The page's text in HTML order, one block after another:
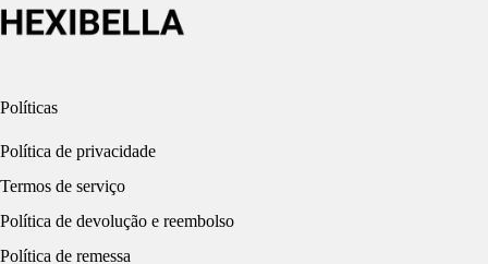
Políticas
Política de privacidade
Termos de serviço
Política de devolução e reembolso
Política de remessa